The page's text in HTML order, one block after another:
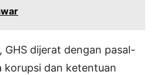
dijerat dengan pasal-
korupsi dan ketentuan